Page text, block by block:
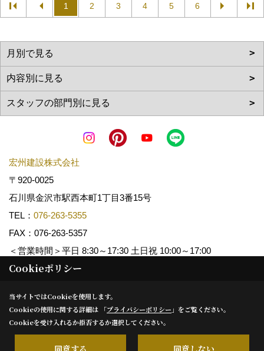
1 2 3 4 5 6
宏州建設株式会社
〒920-0025
石川県金沢市駅西本町1丁目3番15号
TEL： 076-263-5355
FAX：076-263-5357
＜営業時間＞平日 8:30～17:30 土日祝 10:00～17:00
Copyright (c) KOSHUKENSETSU. All Rights Reserved.
Produced byゴデスクリエイト
Cookieポリシー
当サイトではCookieを使用します。
Cookieの使用に関する詳細は 「プライバシーポリシー 」をご覧ください。
Cookieを受け入れるか拒否するか選択してください。
同意する 同意しない